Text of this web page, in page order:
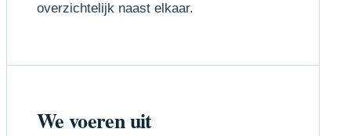
overzichtelijk naast elkaar.
We voeren uit